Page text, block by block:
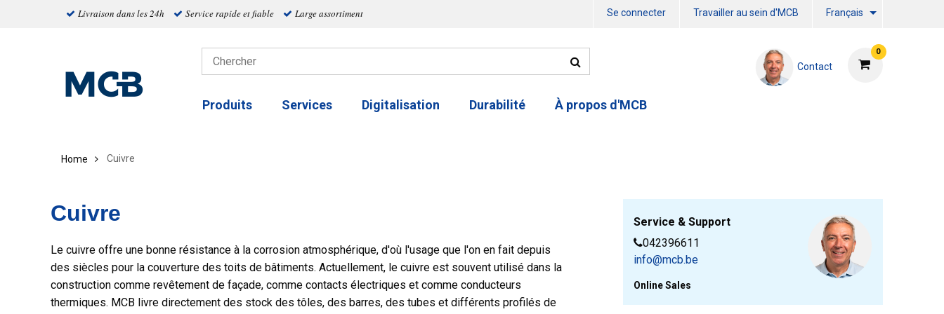
Livraison dans les 24h Service rapide et fiable Large assortiment Se connecter Travailler au sein d'MCB Français
0
Contact
Produits Services Digitalisation Durabilité À propos d'MCB
Home Cuivre
Cuivre
Le cuivre offre une bonne résistance à la corrosion atmosphérique, d'où l'usage que l'on en fait depuis
des siècles pour la couverture des toits de bâtiments. Actuellement, le cuivre est souvent utilisé dans la
construction comme revêtement de façade, comme contacts électriques et comme conducteurs
thermiques. MCB livre directement des stock des tôles, des barres, des tubes et différents profilés de
Service & Support
042396611
info@mcb.be
Online Sales